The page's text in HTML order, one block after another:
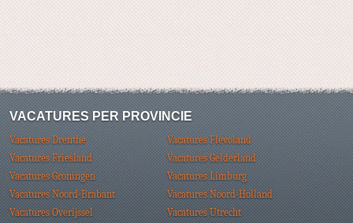
VACATURES PER PROVINCIE
Vacatures Drenthe
Vacatures Flevoland
Vacatures Friesland
Vacatures Gelderland
Vacatures Groningen
Vacatures Limburg
Vacatures Noord-Brabant
Vacatures Noord-Holland
Vacatures Overijssel
Vacatures Utrecht